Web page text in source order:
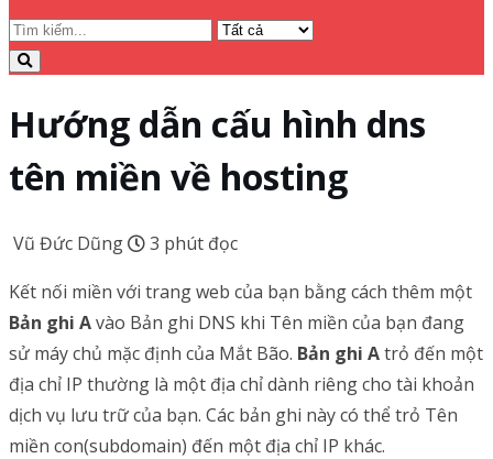
Hướng dẫn cấu hình dns
tên miền về hosting
Vũ Đức Dũng
3 phút đọc
Kết nối miền với trang web của bạn bằng cách thêm một
Bản ghi Avào Bản ghi DNS khi Tên miền của bạn đang
sử máy chủ mặc định của Mắt Bão. Bản ghi Atrỏ đến một
địa chỉ IP thường là một địa chỉ dành riêng cho tài khoản
dịch vụ lưu trữ của bạn. Các bản ghi này có thể trỏ Tên
miền con(subdomain) đến một địa chỉ IP khác.